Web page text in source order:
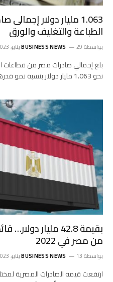
1.063 مليار دولار
الطباعة والتغليف والورق
بواسطة BUSINESS NEWS 29 يناير، 2023
نحو 1.063 مليار دولار بنسبة نمو قدرها 8% مقارنة…
من مصر في 2022
بواسطة BUSINESS NEWS 13 يناير، 2023